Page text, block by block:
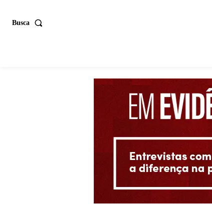
Busca